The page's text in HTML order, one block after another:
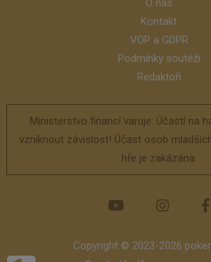
Kontakt
VOP a GDPR
Podmínky soutěží
Redaktoři
Ministerstvo financí varuje: Účastí na
vzniknout závislost! Účast osob
hře je zakázána.
Copyright © 2023-2026